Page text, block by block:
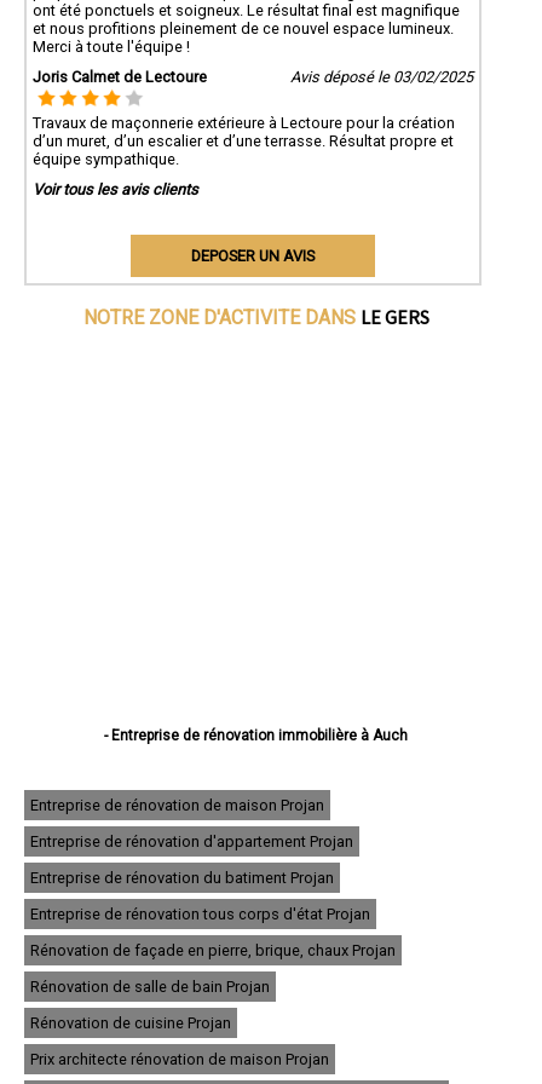
ont été ponctuels et soigneux. Le résultat final est magnifique
et nous profitions pleinement de ce nouvel espace lumineux.
Merci à toute l'équipe !
Joris Calmet de Lectoure
Avis déposé le 03/02/2025
Travaux de maçonnerie extérieure à Lectoure pour la création
d’un muret, d’un escalier et d’une terrasse. Résultat propre et
équipe sympathique.
Voir tous les avis clients
DEPOSER UN AVIS
NOTRE ZONE D'ACTIVITE DANS LE GERS
- Entreprise de rénovation immobilière à Auch
- Entreprise de rénovation immobilière à Fleurance
- Entreprise de rénovation immobilière à Eauze
- Entreprise de rénovation immobilière à Mirande
- Entreprise de rénovation immobilière à Lectoure
- Entreprise de rénovation immobilière à Vic-Fezensac
- Entreprise de rénovation immobilière à Gimont
- Entreprise de rénovation immobilière à Pavie
- Entreprise de rénovation immobilière à Samatan
- Entreprise de rénovation immobilière à Nogaro
- Entreprise de rénovation immobilière à Lombez
- Entreprise de rénovation immobilière à Mauvezin
- Entreprise de rénovation immobilière à Cazaubon
- Entreprise de rénovation immobilière à Riscle
Entreprise de rénovation de maison Projan
Entreprise de rénovation d'appartement Projan
Entreprise de rénovation du batiment Projan
Entreprise de rénovation tous corps d'état Projan
Rénovation de façade en pierre, brique, chaux Projan
Rénovation de salle de bain Projan
Rénovation de cuisine Projan
Prix architecte rénovation de maison Projan